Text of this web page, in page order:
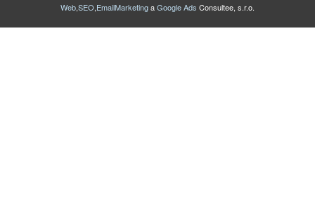
Web,SEO,EmailMarketingaGoogle Ads Consultee, s.r.o.